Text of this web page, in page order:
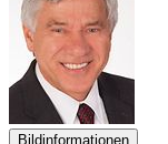
Bildinformationen